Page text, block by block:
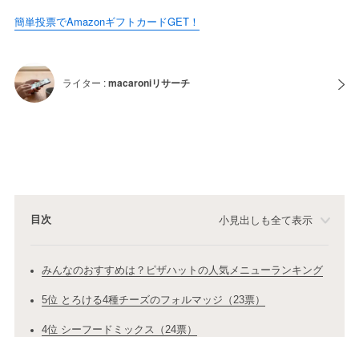
簡単投票でAmazonギフトカードGET！
ライター :macaroniリサーチ
目次 小見出しも全て表示
みんなのおすすめは？ピザハットの人気メニューランキング
5位 とろける4種チーズのフォルマッジ（23票）
4位 シーフードミックス（24票）